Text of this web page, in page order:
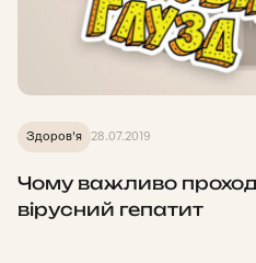
Здоров'я 28.07.2019
Чому важливо
вірусний гепатит